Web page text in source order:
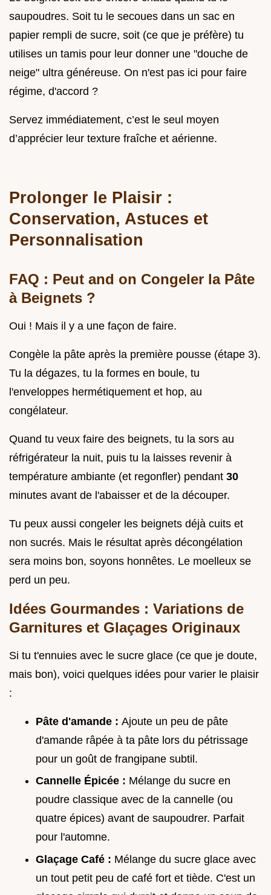
saupoudres. Soit tu le secoues dans un sac en
papier rempli de sucre, soit (ce que je préfère) tu
utilises un tamis pour leur donner une "douche de
neige" ultra généreuse. On n'est pas ici pour faire
régime, d'accord ?
Servez immédiatement, c’est le seul moyen
d’apprécier leur texture fraîche et aérienne.
Prolonger le Plaisir :
Conservation, Astuces et
Personnalisation
FAQ : Peut and on Congeler la Pâte
à Beignets ?
Oui ! Mais il y a une façon de faire.
Congèle la pâte après la première pousse (étape 3).
Tu la dégazes, tu la formes en boule, tu
l'enveloppes hermétiquement et hop, au
congélateur.
Quand tu veux faire des beignets, tu la sors au
réfrigérateur la nuit, puis tu la laisses revenir à
température ambiante (et regonfler) pendant 30
minutes avant de l'abaisser et de la découper.
Tu peux aussi congeler les beignets déjà cuits et
non sucrés. Mais le résultat après décongélation
sera moins bon, soyons honnêtes. Le moelleux se
perd un peu.
Idées Gourmandes : Variations de
Garnitures et Glaçages Originaux
Si tu t'ennuies avec le sucre glace (ce que je doute,
mais bon), voici quelques idées pour varier le plaisir
:
Pâte d'amande : Ajoute un peu de pâte
d'amande râpée à ta pâte lors du pétrissage
pour un goût de frangipane subtil.
Cannelle Épicée : Mélange du sucre en
poudre classique avec de la cannelle (ou
quatre épices) avant de saupoudrer. Parfait
pour l'automne.
Glaçage Café : Mélange du sucre glace avec
un tout petit peu de café fort et tiède. C'est un